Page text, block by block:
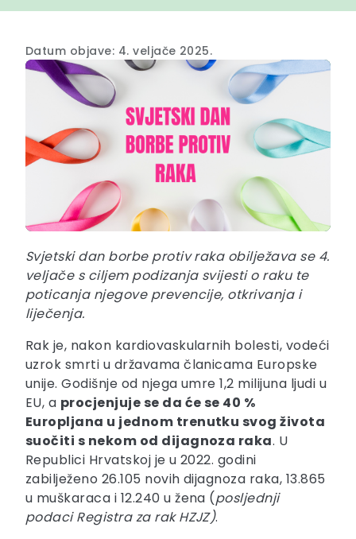
Datum objave: 4. veljače 2025.
Svjetski dan borbe protiv raka obilježava se 4.
veljače s ciljem podizanja svijesti o raku te
poticanja njegove prevencije, otkrivanja i
liječenja.
Rak je, nakon kardiovaskularnih bolesti, vodeći
uzrok smrti u državama članicama Europske
unije. Godišnje od njega umre 1,2 milijuna ljudi u
EU, a procjenjuje se da će se 40 %
Europljana u jednom trenutku svog života
suočiti s nekom od dijagnoza raka. U
Republici Hrvatskoj je u 2022. godini
zabilježeno 26.105 novih dijagnoza raka, 13.865
u muškaraca i 12.240 u žena (posljednji
podaci Registra za rak HZJZ).